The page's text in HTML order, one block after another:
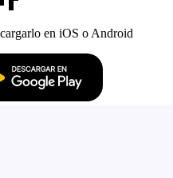
en iOS o Android